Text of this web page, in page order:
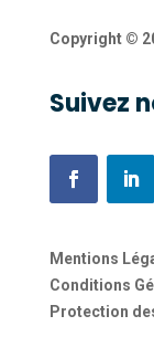
Copyright ©
Suivez
Mentions
Conditions
Protection